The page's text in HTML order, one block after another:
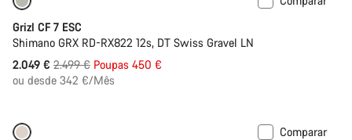
Grizl CF 7 ESC
Shimano GRX RD-RX822 12s, DT Swiss Gravel LN
2.049 € Preço
Original
2.499 € Poupas 450 €
ou desde 342 €/Mês
Comparar